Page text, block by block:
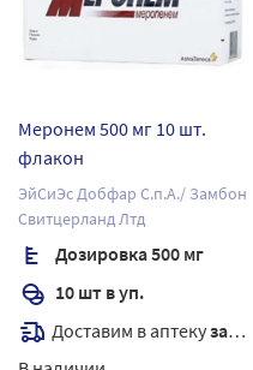
Меронем 500 мг 10 шт.
флакон
ЭйСиЭс Добфар С.п.А./ Замбон
Свитцерланд Лтд
Дозировка 500 мг
10 шт в уп.
Доставим в аптекузавтра